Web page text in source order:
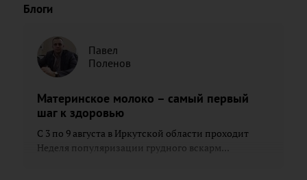
Блоги
Павел
Поленов
Материнское молоко – самый первый
шаг к здоровью
С 3 по 9 августа в Иркутской области проходит
Неделя популяризации грудного вскарм...